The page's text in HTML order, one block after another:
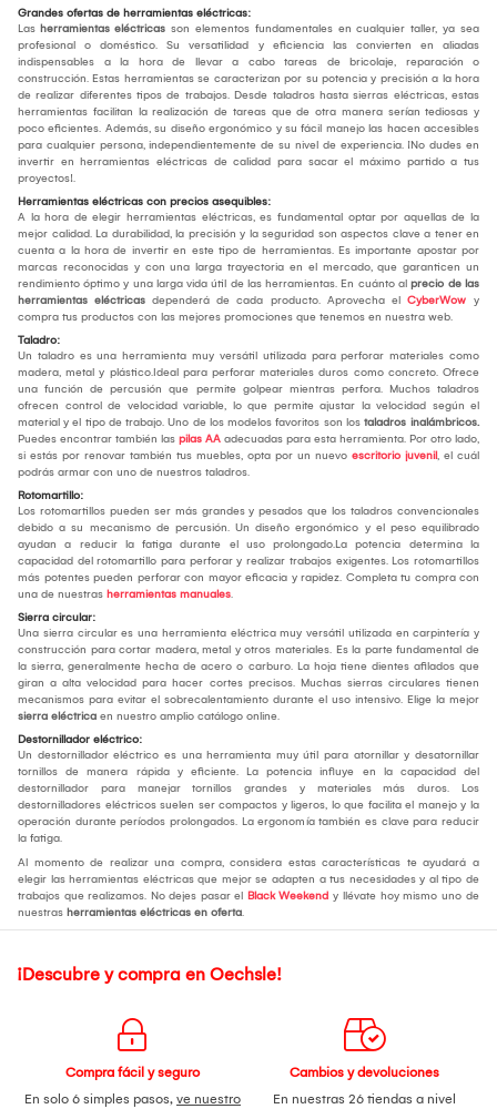
Grandes ofertas de herramientas eléctricas:
Las herramientas eléctricas son elementos fundamentales en cualquier taller, ya sea
profesional o doméstico. Su versatilidad y eficiencia las convierten en aliadas
indispensables a la hora de llevar a cabo tareas de bricolaje, reparación o
construcción. Estas herramientas se caracterizan por su potencia y precisión a la hora
de realizar diferentes tipos de trabajos. Desde taladros hasta sierras eléctricas, estas
herramientas facilitan la realización de tareas que de otra manera serían tediosas y
poco eficientes. Además, su diseño ergonómico y su fácil manejo las hacen accesibles
para cualquier persona, independientemente de su nivel de experiencia. ¡No dudes en
invertir en herramientas eléctricas de calidad para sacar el máximo partido a tus
proyectos!.
Herramientas eléctricas con precios asequibles:
A la hora de elegir herramientas eléctricas, es fundamental optar por aquellas de la
mejor calidad. La durabilidad, la precisión y la seguridad son aspectos clave a tener en
cuenta a la hora de invertir en este tipo de herramientas. Es importante apostar por
marcas reconocidas y con una larga trayectoria en el mercado, que garanticen un
rendimiento óptimo y una larga vida útil de las herramientas. En cuánto al precio de las
herramientas eléctricas dependerá de cada producto. Aprovecha el CyberWow y
compra tus productos con las mejores promociones que tenemos en nuestra web.
Taladro:
Un taladro es una herramienta muy versátil utilizada para perforar materiales como
madera, metal y plástico.Ideal para perforar materiales duros como concreto. Ofrece
una función de percusión que permite golpear mientras perfora. Muchos taladros
ofrecen control de velocidad variable, lo que permite ajustar la velocidad según el
material y el tipo de trabajo. Uno de los modelos favoritos son los taladros inalámbricos.
Puedes encontrar también las pilas AA adecuadas para esta herramienta. Por otro lado,
si estás por renovar también tus muebles, opta por un nuevo escritorio juvenil, el cuál
podrás armar con uno de nuestros taladros.
Rotomartillo:
Los rotomartillos pueden ser más grandes y pesados que los taladros convencionales
debido a su mecanismo de percusión. Un diseño ergonómico y el peso equilibrado
ayudan a reducir la fatiga durante el uso prolongado.La potencia determina la
capacidad del rotomartillo para perforar y realizar trabajos exigentes. Los rotomartillos
más potentes pueden perforar con mayor eficacia y rapidez. Completa tu compra con
una de nuestras herramientas manuales.
Sierra circular:
Una sierra circular es una herramienta eléctrica muy versátil utilizada en carpintería y
construcción para cortar madera, metal y otros materiales. Es la parte fundamental de
la sierra, generalmente hecha de acero o carburo. La hoja tiene dientes afilados que
giran a alta velocidad para hacer cortes precisos. Muchas sierras circulares tienen
mecanismos para evitar el sobrecalentamiento durante el uso intensivo. Elige la mejor
sierra eléctrica en nuestro amplio catálogo online.
Destornillador eléctrico:
Un destornillador eléctrico es una herramienta muy útil para atornillar y desatornillar
tornillos de manera rápida y eficiente. La potencia influye en la capacidad del
destornillador para manejar tornillos grandes y materiales más duros. Los
destornilladores eléctricos suelen ser compactos y ligeros, lo que facilita el manejo y la
operación durante períodos prolongados. La ergonomía también es clave para reducir
la fatiga.
Al momento de realizar una compra, considera estas características te ayudará a
elegir las herramientas eléctricas que mejor se adapten a tus necesidades y al tipo de
trabajos que realizamos. No dejes pasar el Black Weekend y llévate hoy mismo uno de
nuestras herramientas eléctricas en oferta.
¡Descubre y compra en Oechsle!
Compra fácil y seguro
En solo 6 simples pasos, ve nuestro
Cambios y devoluciones
En nuestras 26 tiendas a nivel